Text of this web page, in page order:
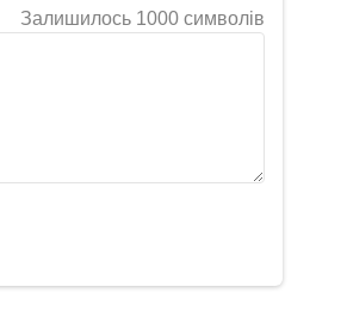
Залишилось 1000 символів